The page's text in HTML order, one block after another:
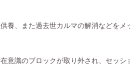
養、また過去世カルマの解消などをメ
意識のブロックが取り外され、セッシ